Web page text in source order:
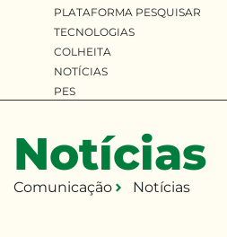
PLATAFORMA PESQUISAR
TECNOLOGIAS
COLHEITA
NOTÍCIAS
PES
Notícias
Comunicação Notícias